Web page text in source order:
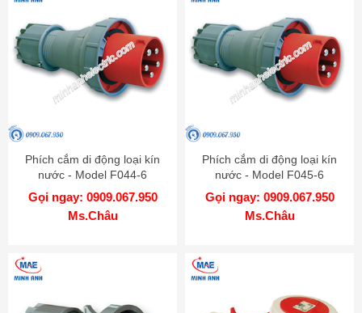
Phích cắm di động loại kín
nước - Model F044-6
Gọi ngay: 0909.067.950
Ms.Châu
Phích cắm di động loại kín
nước - Model F045-6
Gọi ngay: 0909.067.950
Ms.Châu